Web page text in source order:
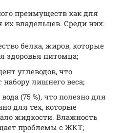
преимуществ как для
владельцев. Среди них:
белка, жиров, которые
здоровья питомца;
углеводов, что
набору лишнего веса;
(75 %), что полезно для
для тех, которые
жидкости. Влажность
проблемы с ЖКТ;